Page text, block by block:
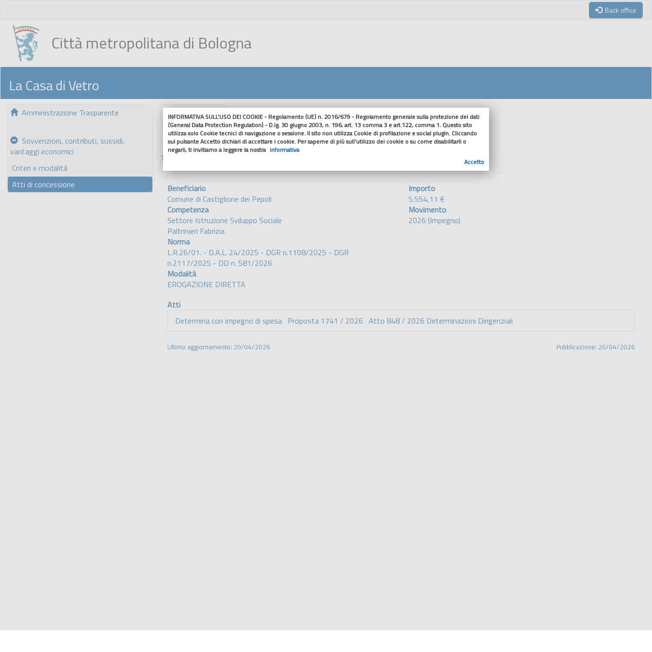
Back office
Città metropolitana di Bologna
La Casa di Vetro
Amministrazione Trasparente
Sovvenzioni, contributi, sussidi,
vantaggi economici
Criteri e modalità
Atti di concessione
Nascondi menu
Dettaglio Contributo
Torna indietro
Beneficiario
Comune di Castiglione dei Pepoli
Competenza
Settore Istruzione Sviluppo Sociale
Paltrinieri Fabrizia
Norma
L.R.26/01. - D.A.L. 24/2025 - DGR n.1108/2025 - DGR
n.2117/2025 - DD n. 581/2026
Modalità
EROGAZIONE DIRETTA
Importo
5.554,11 €
Movimento
2026 (Impegno)
Atti
Determina con impegno di spesa Proposta 1741 / 2026 Atto 848 / 2026 Determinazioni Dirigenziali
Ultimo aggiornamento: 20/04/2026 Pubblicazione: 20/04/2026
INFORMATIVA SULL'USO DEI COOKIE - Regolamento (UE) n. 2016/679 - Regolamento generale sulla protezione dei dati
(General Data Protection Regulation) - D.lg. 30 giugno 2003, n. 196, art. 13 comma 3 e art.122, comma 1. Questo sito
utilizza solo Cookie tecnici di navigazione o sessione. Il sito non utilizza Cookie di profilazione e social plugin. Cliccando
sul pulsante Accetto dichiari di accettare i cookie. Per saperne di più sull'utilizzo dei cookie o su come disabilitarli o
negarli, ti invitiamo a leggere la nostra informativa
Accetto